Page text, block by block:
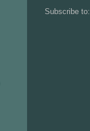
Subscribe to: